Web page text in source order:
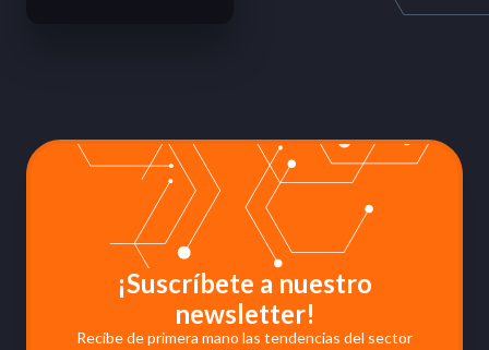
¡Suscríbete a nuestro
newsletter!
Recibe de primera mano las tendencias del sector